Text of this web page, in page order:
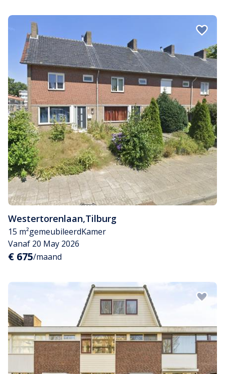
Westertorenlaan,Tilburg
15 m²gemeubileerdKamer
Vanaf 20 May 2026
€ 675/maand